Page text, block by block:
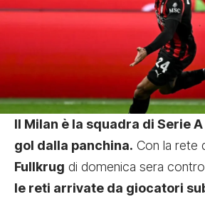
Il Milan è la squadra di Serie
gol dalla panchina. Con la rete
Fullkrug di domenica sera
le reti arrivate da giocatori